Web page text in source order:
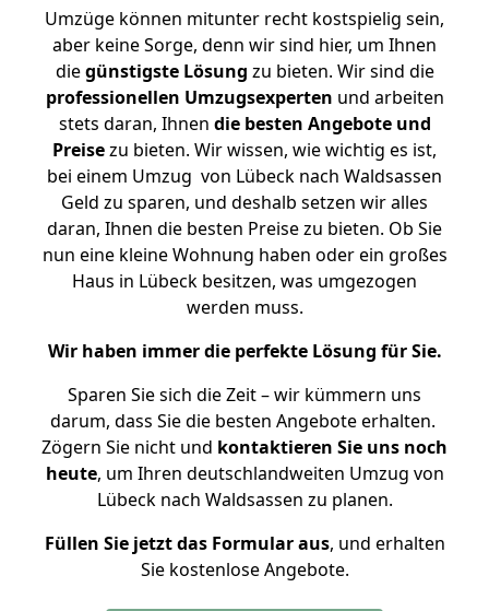
Umzüge können mitunter recht kostspielig sein,
aber keine Sorge, denn wir sind hier, um Ihnen
diegünstigste Lösung zu bieten. Wir sind die
professionellen Umzugsexperten und arbeiten
stets daran, Ihnen die besten Angebote und
Preisezu bieten. Wir wissen, wie wichtig es ist,
bei einem Umzug von Lübeck nach Waldsassen
Geld zu sparen, und deshalb setzen wir alles
daran, Ihnen die besten Preise zu bieten. Ob Sie
nun eine kleine Wohnung haben oder ein großes
Haus in Lübeck besitzen, was umgezogen
werden muss.
Wir haben immer die perfekte Lösung für Sie.
Sparen Sie sich die Zeit – wir kümmern uns
darum, dass Sie die besten Angebote erhalten.
Zögern Sie nicht und kontaktieren Sie uns noch
heute, um Ihren deutschlandweiten Umzug von
Lübeck nach Waldsassen zu planen.
Füllen Sie jetzt das Formular aus, und erhalten
Sie kostenlose Angebote.